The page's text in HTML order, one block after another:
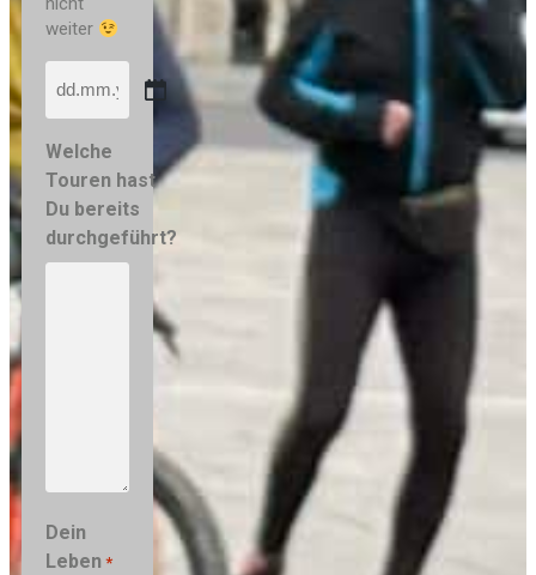
weiter
Welche
Touren hast
Du bereits
durchgeführt?
Dein
Leben *